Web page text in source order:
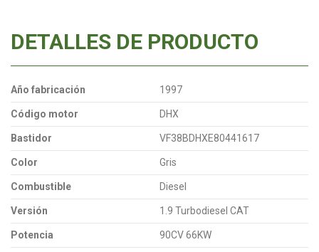
DETALLES DE PRODUCTO
Año fabricación 1997
Código motor DHX
Bastidor VF38BDHXE80441617
Color Gris
Combustible Diesel
Versión 1.9 Turbodiesel CAT
Potencia 90CV 66KW